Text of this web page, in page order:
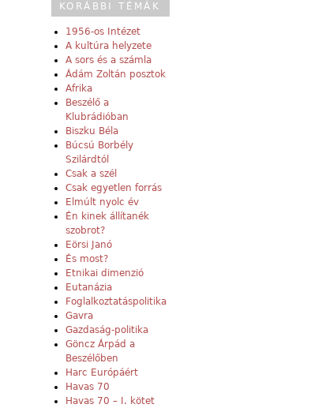
KORÁBBI TÉMÁK
1956-os Intézet
A kultúra helyzete
A sors és a számla
Ádám Zoltán posztok
Afrika
Beszélő a
Klubrádióban
Biszku Béla
Búcsú Borbély
Szilárdtól
Csak a szél
Csak egyetlen forrás
Elmúlt nyolc év
Én kinek állítanék
szobrot?
Eörsi Janó
És most?
Etnikai dimenzió
Eutanázia
Foglalkoztatáspolitika
Gavra
Gazdaság-politika
Göncz Árpád a
Beszélőben
Harc Európáért
Havas 70
Havas 70 – I. kötet